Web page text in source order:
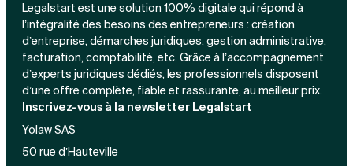
Legalstart est une solution 100% digitale qui répond à
l’intégralité des besoins des entrepreneurs : création
d’entreprise, démarches juridiques, gestion administrative,
facturation, comptabilité, etc. Grâce à l’accompagnement
d’experts juridiques dédiés, les professionnels disposent
d’une offre complète, fiable et rassurante, au meilleur prix.
Inscrivez-vous à la newsletter Legalstart
Yolaw SAS
50 rue d’Hauteville